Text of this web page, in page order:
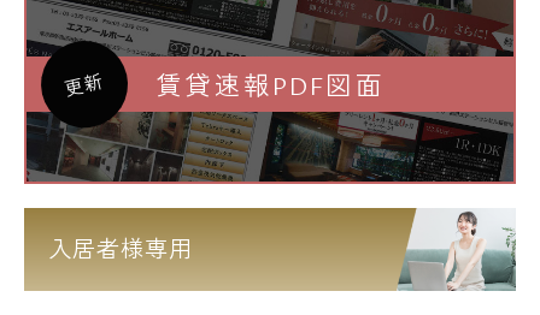
更新 賃貸速報PDF図面
入居者様専用